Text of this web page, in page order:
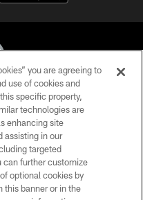
Rights Reserved
US
you are agreeing to
use of cookies and
specific property,
technologies are
enhancing site
assisting in our
targeted
can further customize
optional cookies by
this banner or in the